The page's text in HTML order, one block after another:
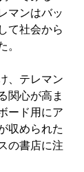
マンはバッ
て社会から
。
、テレマン
関心が高ま
ード用にア
収められた
の書店に注